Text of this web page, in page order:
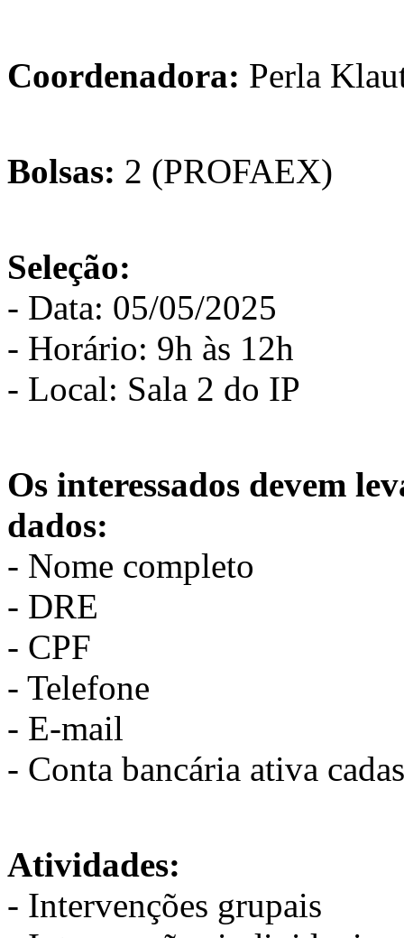
Coordenadora: Perla
Bolsas: 2 (PROFAEX)
Seleção:
- Data: 05/05/2025
- Horário: 9h às 12h
- Local: Sala 2 do IP
Os interessados devem
dados:
- Nome completo
- DRE
- CPF
- Telefone
- E-mail
- Conta bancária ativa
Atividades:
- Intervenções grupais